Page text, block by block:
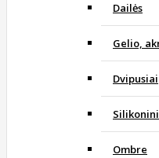
Dailės
Gelio,
Dvipusiai
Ombre